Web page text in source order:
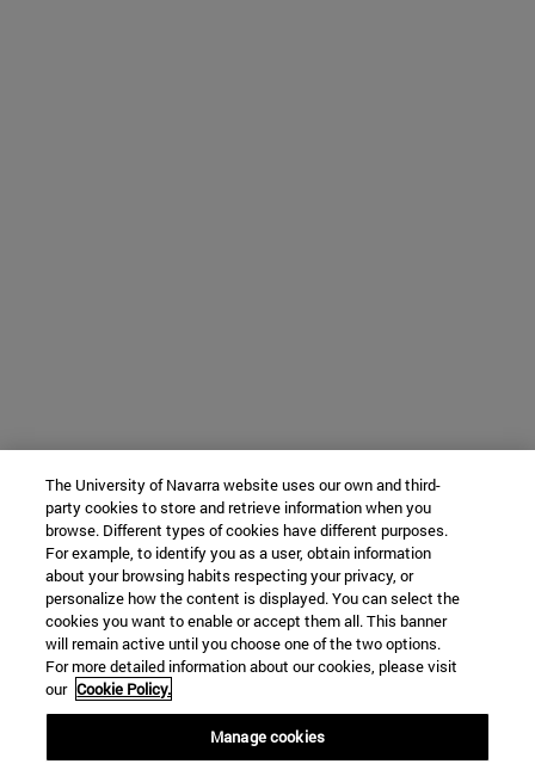
The University of Navarra website uses our own and third-
party cookies to store and retrieve information when you
browse. Different types of cookies have different purposes.
For example, to identify you as a user, obtain information
about your browsing habits respecting your privacy, or
personalize how the content is displayed. You can select the
cookies you want to enable or accept them all. This banner
will remain active until you choose one of the two options.
For more detailed information about our cookies, please visit
our Cookie Policy.
Manage cookies